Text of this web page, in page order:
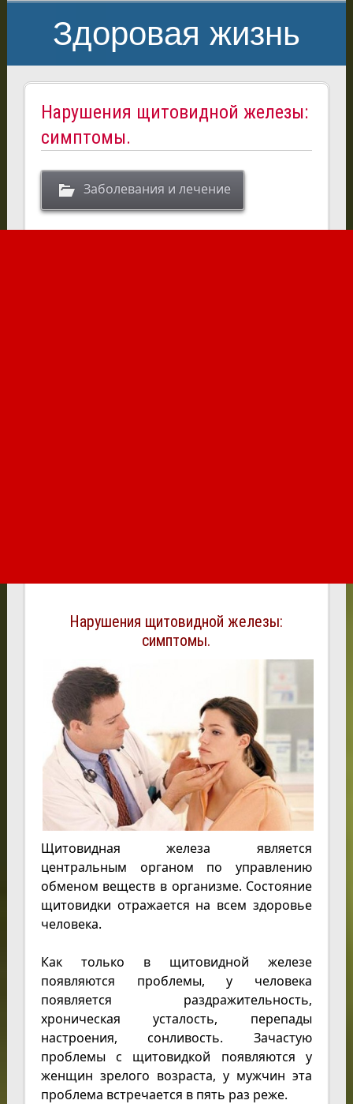
Здоровая жизнь
Нарушения щитовидной железы:
симптомы.
Заболевания и лечение
Нарушения щитовидной железы:
симптомы.
Щитовидная железа является
центральным органом по управлению
обменом веществ в организме. Состояние
щитовидки отражается на всем здоровье
человека.
Как только в щитовидной железе
появляются проблемы, у человека
появляется раздражительность,
хроническая усталость, перепады
настроения, сонливость. Зачастую
проблемы с щитовидкой появляются у
женщин зрелого возраста, у мужчин эта
проблема встречается в пять раз реже.